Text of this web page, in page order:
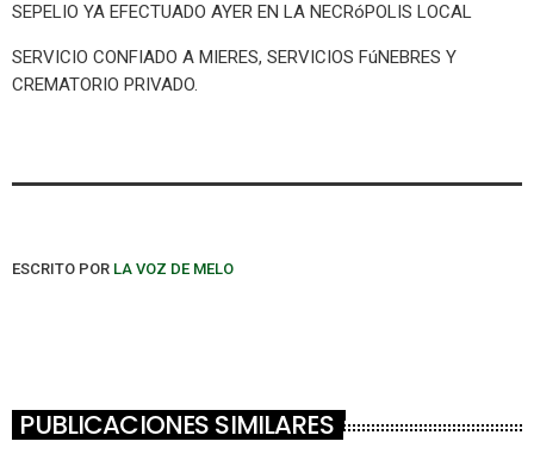
SEPELIO YA EFECTUADO AYER EN LA NECRóPOLIS LOCAL
SERVICIO CONFIADO A MIERES, SERVICIOS FúNEBRES Y
CREMATORIO PRIVADO.
ESCRITO POR LA VOZ DE MELO
PUBLICACIONES SIMILARES